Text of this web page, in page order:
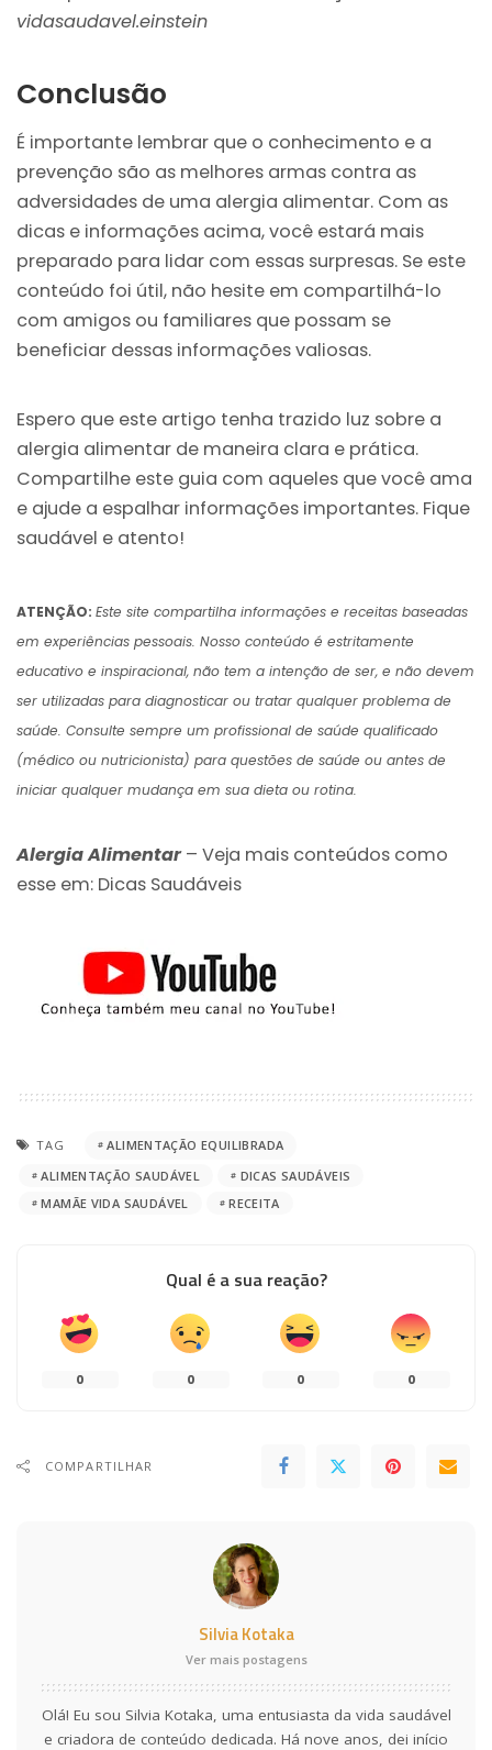
vidasaudavel.einstein
Conclusão
É importante lembrar que o conhecimento e a
prevenção são as melhores armas contra as
adversidades de uma alergia alimentar. Com as
dicas e informações acima, você estará mais
preparado para lidar com essas surpresas. Se este
conteúdo foi útil, não hesite em compartilhá-lo
com amigos ou familiares que possam se
beneficiar dessas informações valiosas.
Espero que este artigo tenha trazido luz sobre a
alergia alimentar de maneira clara e prática.
Compartilhe este guia com aqueles que você ama
e ajude a espalhar informações importantes. Fique
saudável e atento!
ATENÇÃO: Este site compartilha informações e receitas baseadas
em experiências pessoais. Nosso conteúdo é estritamente
educativo e inspiracional, não tem a intenção de ser, e não devem
ser utilizadas para diagnosticar ou tratar qualquer problema de
saúde. Consulte sempre um profissional de saúde qualificado
(médico ou nutricionista) para questões de saúde ou antes de
iniciar qualquer mudança em sua dieta ou rotina.
Alergia Alimentar– Veja mais conteúdos como
esse em: Dicas Saudáveis
TAG
ALIMENTAÇÃO EQUILIBRADA
ALIMENTAÇÃO SAUDÁVEL
DICAS SAUDÁVEIS
MAMÃE VIDA SAUDÁVEL
RECEITA
Qual é a sua reação?
0 0 0 0
COMPARTILHAR
Silvia Kotaka
Ver mais postagens
Olá! Eu sou Silvia Kotaka, uma entusiasta da vida saudável
e criadora de conteúdo dedicada. Há nove anos, dei início